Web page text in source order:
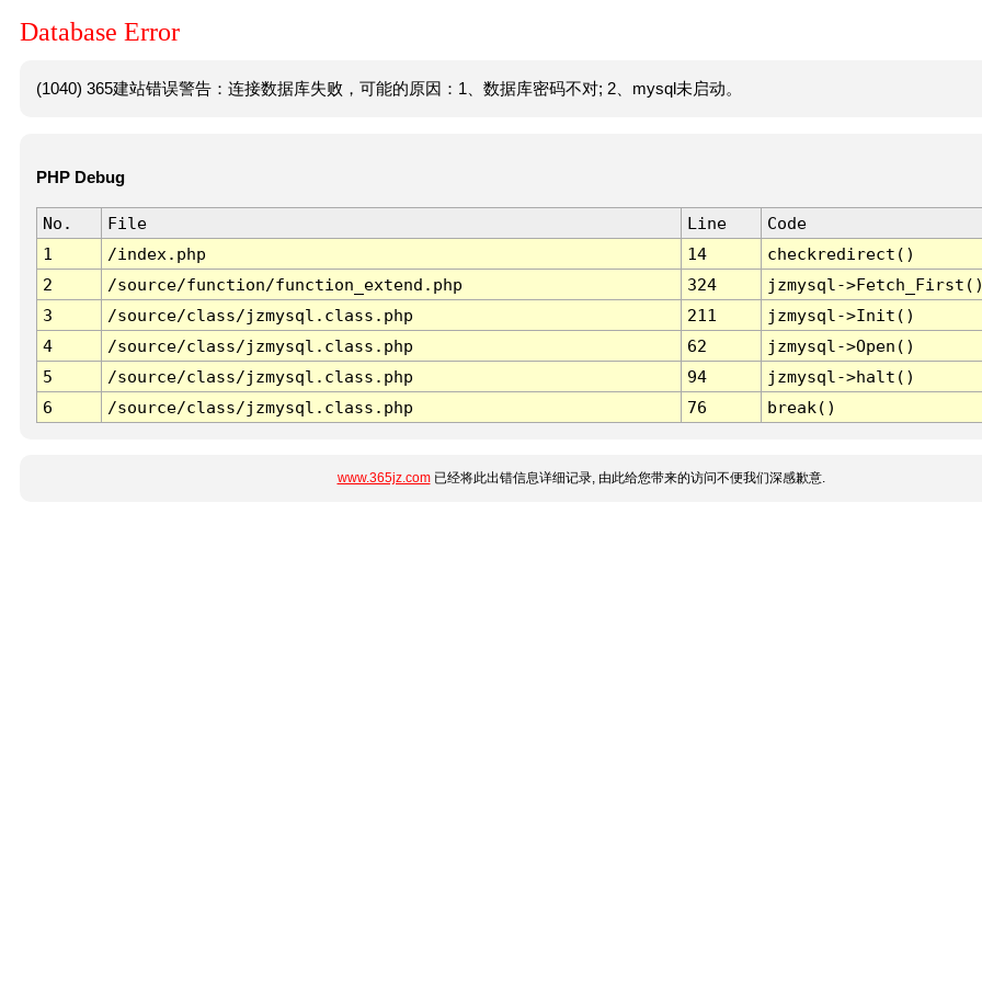
Database Error
(1040) 365建站错误警告：连接数据库失败，可能的原因：1、数据库密码不对; 2、mysql未启动。
PHP Debug
No. File Line
Code
1
/index.php 14
checkredirect()
2
/source/function/function_extend.php 324
jzmysql-
3
/source/class/jzmysql.class.php 211
jzmysql->Init()
4
/source/class/jzmysql.class.php 62
jzmysql->Open()
5
/source/class/jzmysql.class.php 94
jzmysql->halt()
6
/source/class/jzmysql.class.php 76 break()
www.365jz.com已经将此出错信息详细记录, 由此给您带来的访问不便我们深感歉意.